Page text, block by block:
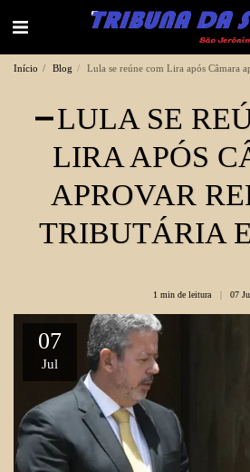
Início Blog Lula se reúne com Lira após Câmara
LULA SE
LIRA APÓS
APROVAR
TRIBUTÁRIA
1 min de leitura 07
07
Jul